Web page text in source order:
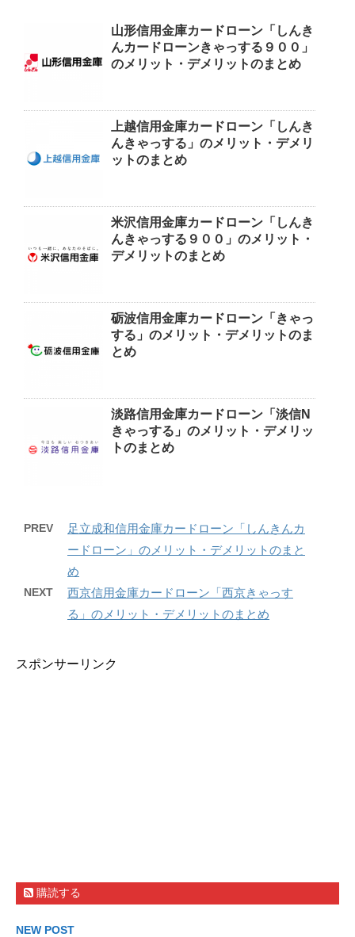
山形信用金庫カードローン「しんき
んカードローンきゃっする９００」
のメリット・デメリットのまとめ
上越信用金庫カードローン「しんき
んきゃっする」のメリット・デメリ
ットのまとめ
米沢信用金庫カードローン「しんき
んきゃっする９００」のメリット・
デメリットのまとめ
砺波信用金庫カードローン「きゃっ
する」のメリット・デメリットのま
とめ
淡路信用金庫カードローン「淡信N
きゃっする」のメリット・デメリッ
トのまとめ
PREV
足立成和信用金庫カードローン「しんきんカ
ードローン」のメリット・デメリットのまと
め
NEXT
西京信用金庫カードローン「西京きゃっす
る」のメリット・デメリットのまとめ
スポンサーリンク
購読する
NEW POST